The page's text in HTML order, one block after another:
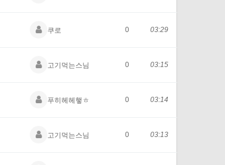
쿠로 0 03:29
고기먹는스님 0 03:15
푸히헤헤햏ㅎ 0 03:14
고기먹는스님 0 03:13